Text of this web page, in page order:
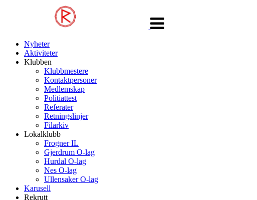
navigasjon
Nyheter
Aktiviteter
Klubben
Klubbmestere
Kontaktpersoner
Medlemskap
Politiattest
Referater
Retningslinjer
Filarkiv
Lokalklubb
Frogner IL
Gjerdrum O-lag
Hurdal O-lag
Nes O-lag
Ullensaker O-lag
Karusell
Rekrutt